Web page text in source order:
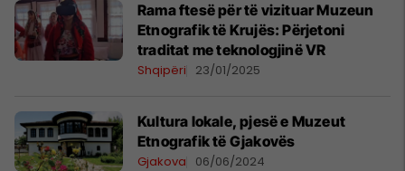
Rama ftesë për të vizituar Muzeun
Etnografik të Krujës: Përjetoni
traditat me teknologjinë VR
Shqipëri 23/01/2025
Kultura lokale, pjesë e Muzeut
Etnografik të Gjakovës
Gjakova 06/06/2024